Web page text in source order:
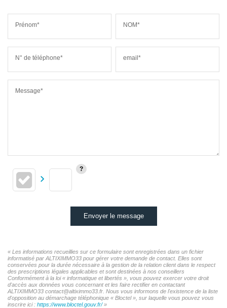
Prénom* NOM*
N° de téléphone* email*
Message*
Envoyer le message
« Les informations recueillies sur ce formulaire sont enregistrées dans un fichier
informatisé par ALTIXIMMO33 pour gérer votre demande de contact. Elles sont
conservées pour la durée nécessaire à la gestion de la relation client dans le respect
des prescriptions légales applicables et sont destinées à nos conseillers
Conformément à la loi « informatique et libertés », vous pouvez exercer votre droit
d'accès aux données vous concernant et les faire rectifier en contactant
ALTIXIMMO33 contact@altiximmo33.fr. Nous vous informons de l'existence de la liste
d'opposition au démarchage téléphonique « Bloctel », sur laquelle vous pouvez vous
inscrire ici : https://www.bloctel.gouv.fr/»